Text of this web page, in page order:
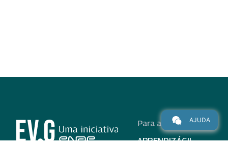
Para alunos
APRENDIZÁGIL
AJUDA